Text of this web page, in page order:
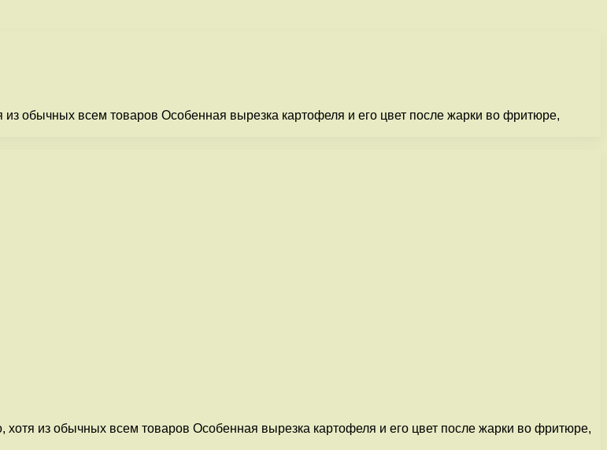
обычных всем товаров Особенная вырезка картофеля и его цвет после жарки во фритюре,
из обычных всем товаров Особенная вырезка картофеля и его цвет после жарки во фритюре,